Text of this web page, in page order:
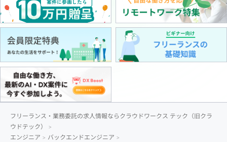
フリーランス・業務委託の求人情報ならクラウドワークス テック（旧クラ
ウドテック）
エンジニア
バックエンドエンジニア